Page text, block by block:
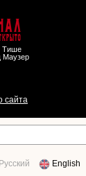
Тише
Маузер
сайта
Русский English